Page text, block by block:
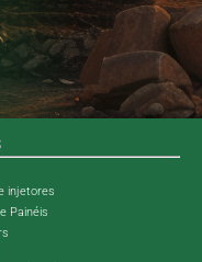
injetores
Painéis